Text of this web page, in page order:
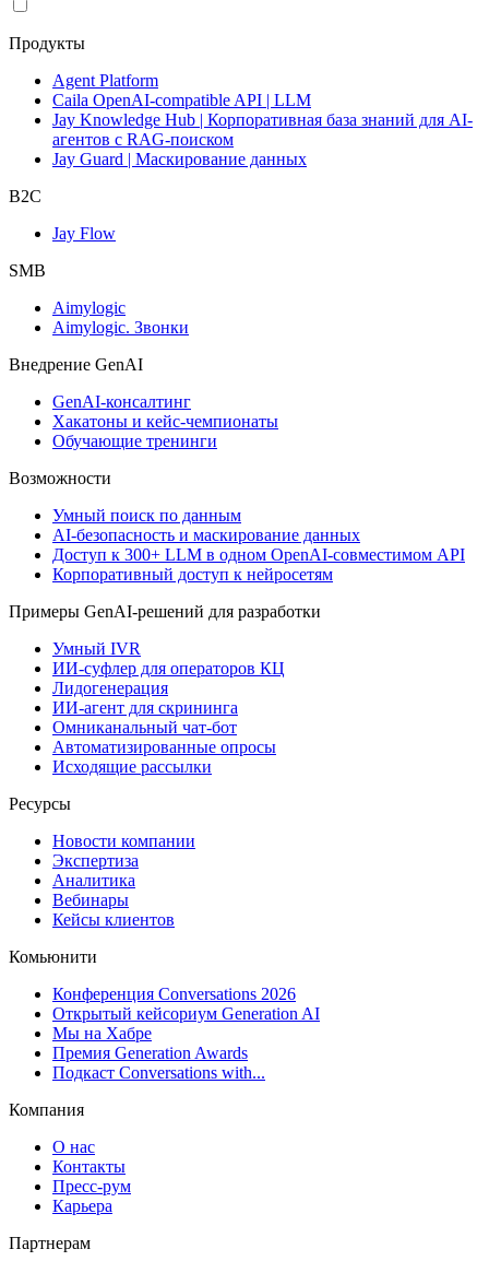
Продукты
Agent Platform
Caila OpenAI-compatible API | LLM
Jay Knowledge Hub | Корпоративная база знаний для AI-
агентов с RAG-поиском
Jay Guard | Маскирование данных
B2C
Jay Flow
SMB
Aimylogic
Aimylogic. Звонки
Внедрениe GenAI
GenAI-консалтинг
Хакатоны и кейс-чемпионаты
Обучающие тренинги
Возможности
Умный поиск по данным
AI-безопасность и маскирование данных
Доступ к 300+ LLM в одном OpenAI-совместимом API
Корпоративный доступ к нейросетям
Примеры GenAI-решений для разработки
Умный IVR
ИИ-суфлер для операторов КЦ
Лидогенерация
ИИ-агент для скрининга
Омниканальный чат-бот
Автоматизированные опросы
Исходящие рассылки
Ресурсы
Новости компании
Экспертиза
Аналитика
Вебинары
Кейсы клиентов
Комьюнити
Конференция Conversations 2026
Открытый кейсориум Generation AI
Мы на Хабре
Премия Generation Awards
Подкаст Conversations with...
Компания
О нас
Контакты
Пресс-рум
Карьера
Партнерам